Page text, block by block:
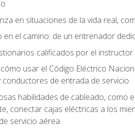
en situaciones de la vida real,
en el camino: de un entrenador
calificados por el
usar el Código Eléctrico
conductores de entrada de servicio
habilidades de cableado, como
conectar cajas eléctricas a los
servicio aérea